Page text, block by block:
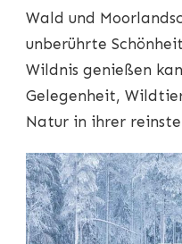
Wald und
unberührte
Wildnis genießen
Gelegenheit,
Natur in ihrer